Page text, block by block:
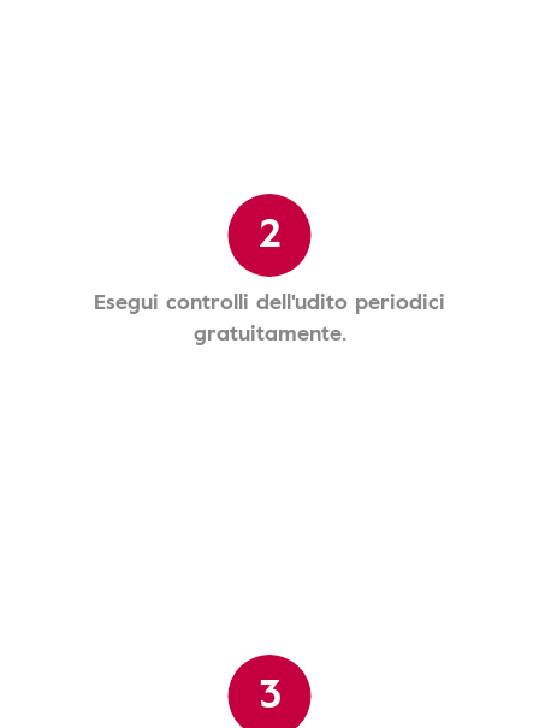
2
Esegui controlli dell'udito periodici
gratuitamente.
3